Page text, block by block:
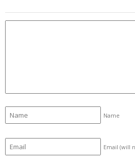
Name
Email (will